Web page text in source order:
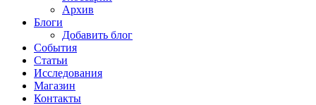
Архив
Блоги
Добавить блог
События
Статьи
Исследования
Магазин
Контакты